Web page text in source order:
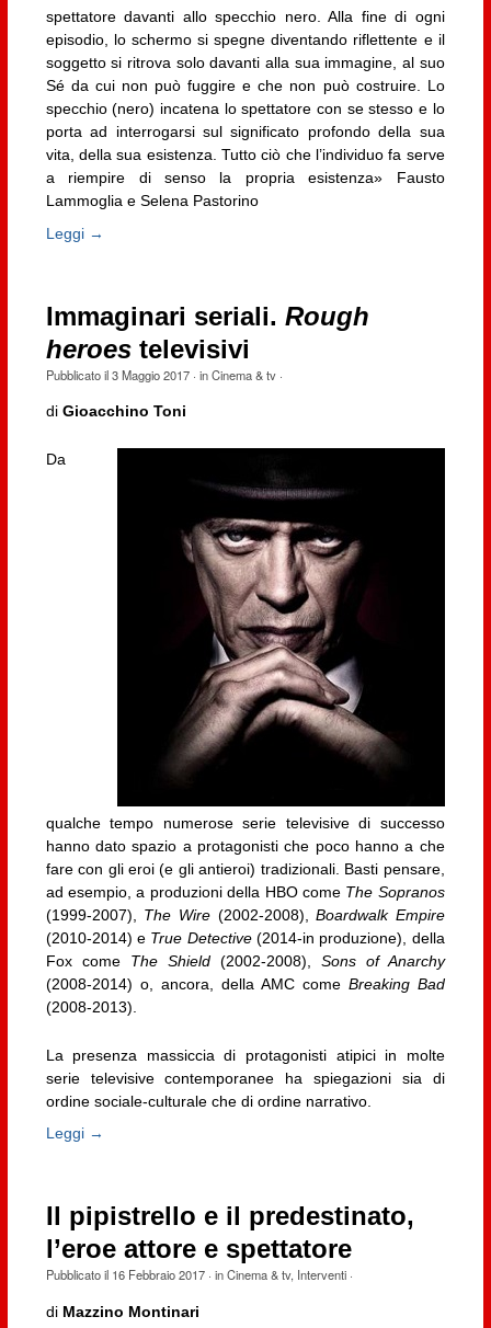
spettatore davanti allo specchio nero. Alla fine di ogni
episodio, lo schermo si spegne diventando riflettente e il
soggetto si ritrova solo davanti alla sua immagine, al suo
Sé da cui non può fuggire e che non può costruire. Lo
specchio (nero) incatena lo spettatore con se stesso e lo
porta ad interrogarsi sul significato profondo della sua
vita, della sua esistenza. Tutto ciò che l’individuo fa serve
a riempire di senso la propria esistenza» Fausto
Lammoglia e Selena Pastorino
Leggi →
Immaginari seriali. Rough
heroestelevisivi
Pubblicato il3 Maggio 2017· inCinema & tv·
di Gioacchino Toni
Da
qualche tempo numerose serie televisive di successo
hanno dato spazio a protagonisti che poco hanno a che
fare con gli eroi (e gli antieroi) tradizionali. Basti pensare,
ad esempio, a produzioni della HBO come The Sopranos
(1999-2007), The Wire(2002-2008),Boardwalk Empire
(2010-2014) e True Detective(2014-in produzione), della
Fox come The Shield(2002-2008), Sons of Anarchy
(2008-2014) o, ancora, della AMC come Breaking Bad
(2008-2013).
La presenza massiccia di protagonisti atipici in molte
serie televisive contemporanee ha spiegazioni sia di
ordine sociale-culturale che di ordine narrativo.
Leggi →
Il pipistrello e il predestinato,
l’eroe attore e spettatore
Pubblicato il 16 Febbraio 2017· inCinema & tv, Interventi·
di Mazzino Montinari